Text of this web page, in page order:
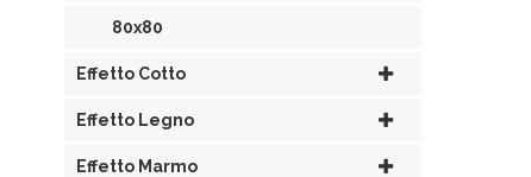
80x80
Effetto Cotto
Effetto Legno
Effetto Marmo